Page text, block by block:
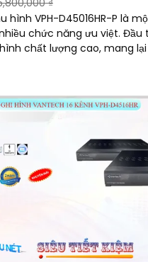
hình VPH-D45016HR-P là
năng ưu việt. Đầu tiên, nó có khả
chất lượng cao, mang